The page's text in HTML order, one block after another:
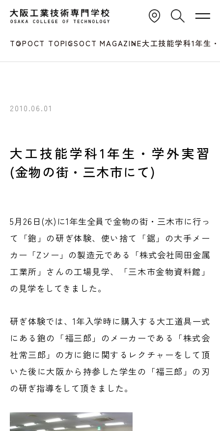
TOPOCT TOPICSOCT MAGAZINE大工技能学科1年生
2010.06.01
大工技能学科1年生・学外実習
(金物の街・三木市にて)
5月26日(水)に1年生全員で金物の街・三木市に行っ
て「鉋」の研ぎ体験、使い捨て「鋸」の大手メー
カー「Zソー」の製造元である「株式会社岡田金属
工業所」さんの工場見学、「三木市金物資料館」
の見学をしてきました。
研ぎ体験では、1年入学時に購入する大工道具一式
にある鉋の「福三郎」のメーカーである「株式会
社常三郎」の方に鉋に関するレクチャーをして頂
いた後に大阪から持参した学生の「福三郎」の刃
の研ぎ指導をして頂きました。